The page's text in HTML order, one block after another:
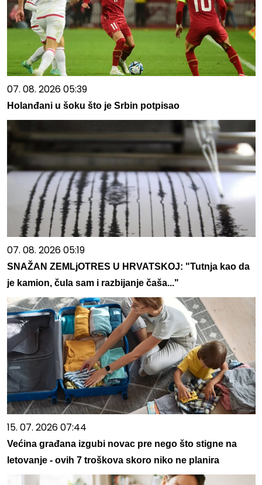
07. 08. 2026 05:39
Holanđani u šoku što je Srbin potpisao
07. 08. 2026 05:19
SNAŽAN ZEMLjOTRES U HRVATSKOJ: "Tutnja kao da
je kamion, čula sam i razbijanje čaša..."
15. 07. 2026 07:44
Većina građana izgubi novac pre nego što stigne na
letovanje - ovih 7 troškova skoro niko ne planira